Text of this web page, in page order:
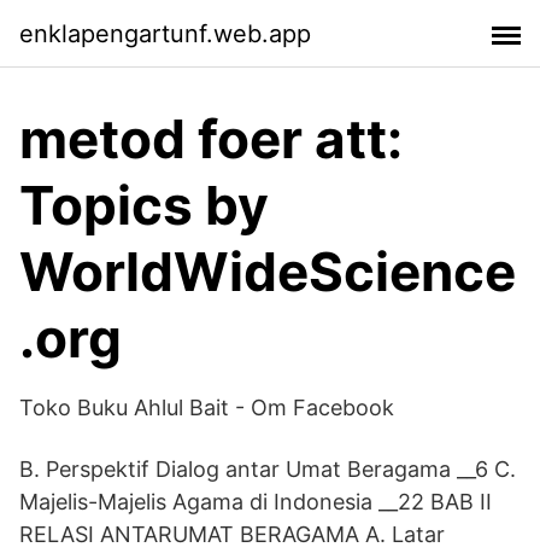
enklapengartunf.web.app
metod foer att:
Topics by
WorldWideScience
.org
Toko Buku Ahlul Bait - Om Facebook
B. Perspektif Dialog antar Umat Beragama __6 C.
Majelis-Majelis Agama di Indonesia __22 BAB II
RELASI ANTARUMAT BERAGAMA A. Latar